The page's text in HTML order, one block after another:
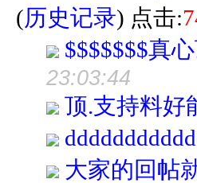
(历史记录) 点击:
$$$$$$$真
23:03:44
顶.支持料好
大家的回帖